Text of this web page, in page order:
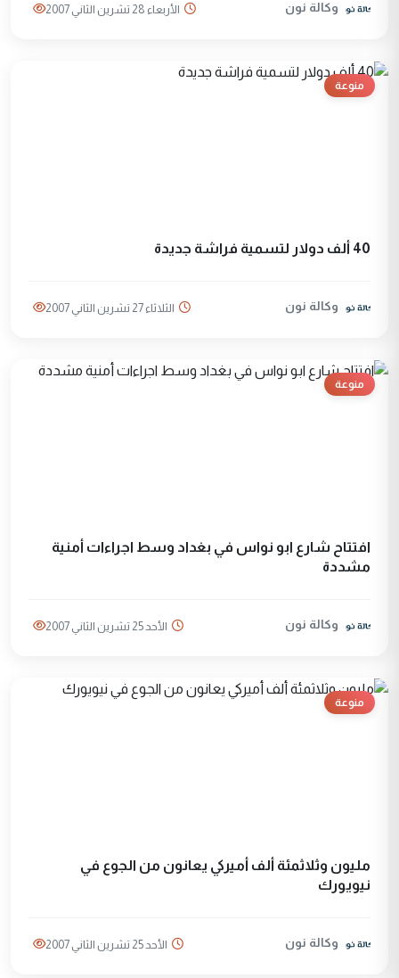
وكالة نون الأربعاء 28 تشرين الثاني 2007
منوعة
40 ألف دولار لتسمية فراشة جديدة
وكالة نون الثلاثاء 27 تشرين الثاني 2007
منوعة
افتتاح شارع ابو نواس في بغداد وسط اجراءات أمنية
مشددة
وكالة نون الأحد 25 تشرين الثاني 2007
منوعة
مليون وثلاثمئة ألف أميرکي يعانون من الجوع في
نيويورك
وكالة نون الأحد 25 تشرين الثاني 2007